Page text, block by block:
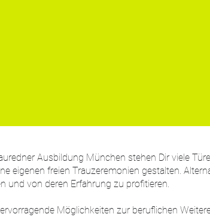
Ausbildung München stehen Dir viele
eigenen freien Trauzeremonien gestalten.
und von deren Erfahrung zu profitieren.
Möglichkeiten zur beruflichen